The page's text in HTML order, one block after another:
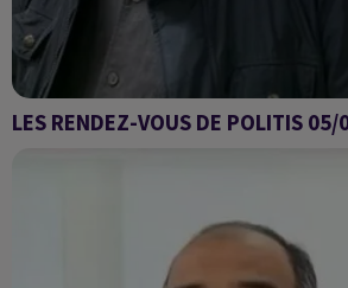
LES RENDEZ-VOUS DE POLITIS